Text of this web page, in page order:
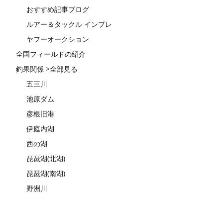
おすすめ記事ブログ
ルアー＆タックル インプレ
ヤフーオークション
全国フィールドの紹介
釣果関係 >全部見る
五三川
池原ダム
彦根旧港
伊庭内湖
西の湖
琵琶湖(北湖)
琵琶湖(南湖)
野洲川